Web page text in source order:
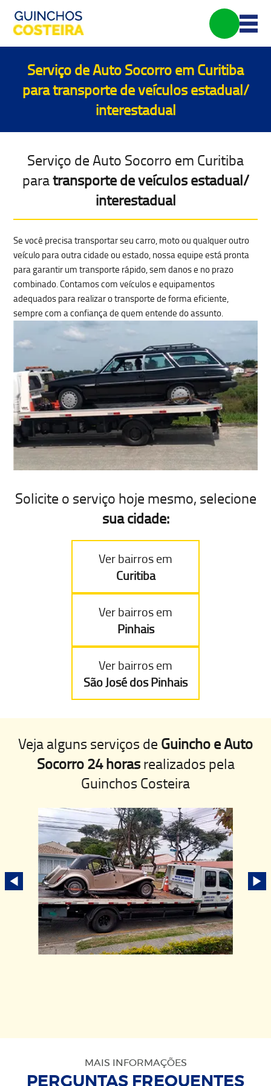
Serviço de Auto Socorro em Curitiba
paratransporte de veículos estadual/
interestadual
Serviço de Auto Socorro em Curitiba
paratransporte de veículos estadual/
interestadual
Se você precisatransportar seu carro, moto ou qualquer outro
veículopara outra cidade ou estado, nossa equipe está pronta
para garantir umtransporte rápido, sem danos e no prazo
combinado. Contamos com veículos e equipamentos
adequados para realizar o transporte de forma eficiente,
sempre com a confiança de quem entende do assunto.
Solicite o serviço hoje mesmo, selecione
sua cidade:
Ver bairros em
Curitiba
Ver bairros em
Pinhais
Ver bairros em
São José dos Pinhais
Veja alguns serviços de Guincho e Auto
Socorro 24 horasrealizados pela
Guinchos Costeira
MAIS INFORMAÇÕES
PERGUNTAS FREQUENTES